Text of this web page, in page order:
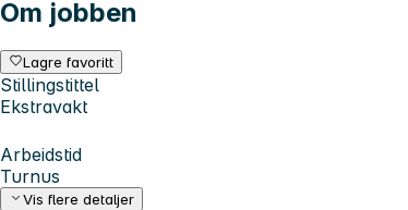
Om jobben
Lagre favoritt
Stillingstittel
Ekstravakt
Arbeidstid
Turnus
Vis flere detaljer